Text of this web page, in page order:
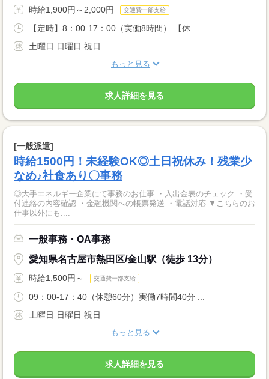
時給1,900円～2,000円 交通費一部支給
【定時】8：00‾17：00（実働8時間） 【休...
土曜日 日曜日 祝日
もっと見る
求人詳細を見る
[一般派遣]
時給1500円！未経験OK◎土日祝休み！残業少
なめ♪社食あり〇事務
◎大手エネルギー企業にて事務のお仕事 ・入出金表のチェック ・受
付連絡の内容確認 ・金融機関への帳票発送 ・電話対応 ▼こちらのお
仕事以外にも....
一般事務・OA事務
愛知県名古屋市熱田区/金山駅（徒歩 13分）
時給1,500円～ 交通費一部支給
09：00-17：40（休憩60分）実働7時間40分 ...
土曜日 日曜日 祝日
もっと見る
求人詳細を見る